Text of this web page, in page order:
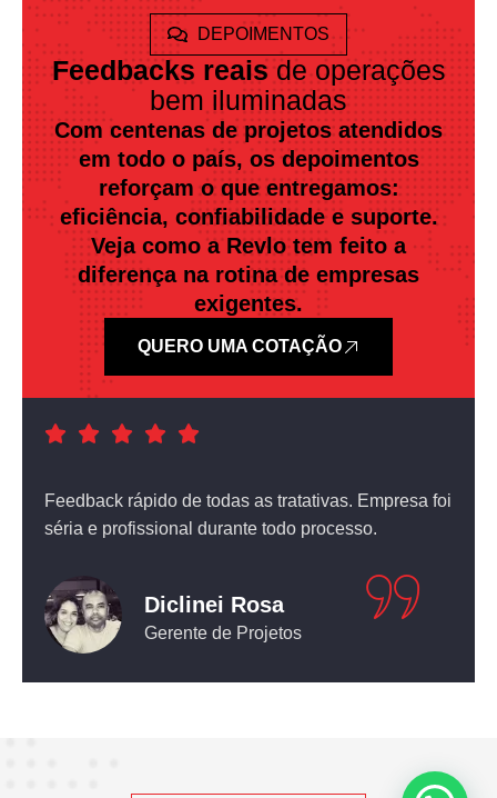
DEPOIMENTOS
Feedbacks reaisde operações
bem iluminadas
Com centenas de projetos atendidos
em todo o país, os depoimentos
reforçam o que entregamos:
eficiência, confiabilidade e suporte.
Veja como a Revlo tem feito a
diferença na rotina de empresas
exigentes.
QUERO UMA COTAÇÃO
Atendimento nota dez! O equipamento que comprei
não deixou nada a desejar.
Leticia Pediconi
Engenheira Civil